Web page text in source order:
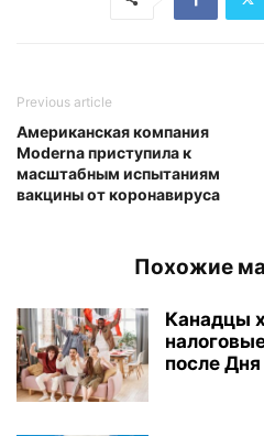
Previous article
Американская компания
Moderna приступила к
масштабным испытаниям
вакцины от коронавируса
Похожие
Канадцы
после Дня